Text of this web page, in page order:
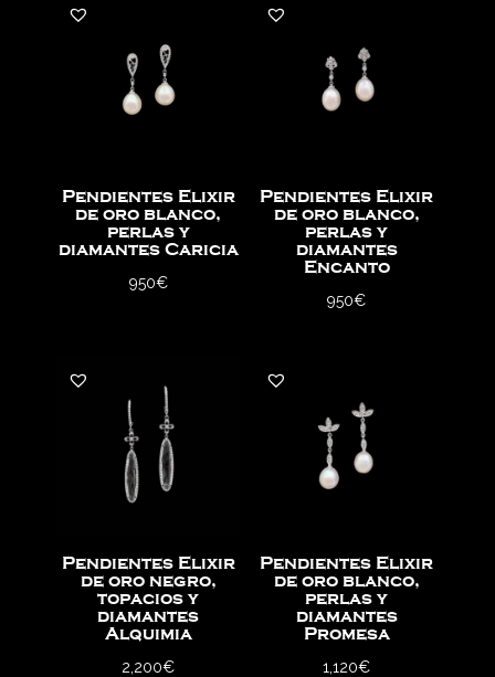
Pendientes Elixir
de oro blanco,
perlas y
diamantes Caricia
950€
Pendientes Elixir
de oro blanco,
perlas y
diamantes
Encanto
950€
Pendientes Elixir
de oro negro,
topacios y
diamantes
Alquimia
2,200€
Pendientes Elixir
de oro blanco,
perlas y
diamantes
Promesa
1,120€